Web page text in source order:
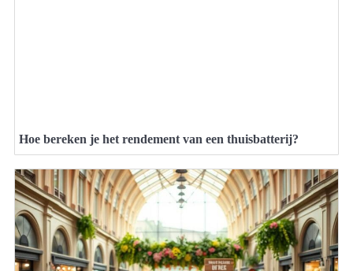
Hoe bereken je het rendement van een thuisbatterij?